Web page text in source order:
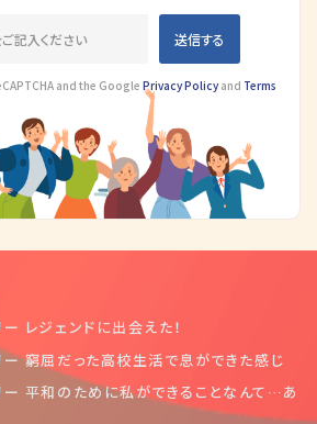
and the Google Privacy Policyand Terms
レジェンドに出会えた！
ー 窮屈だった高校生活で息ができた感じ
ー 平和のために私ができることなんて…あ